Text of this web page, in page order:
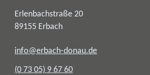
Erlenbachstraße 20
89155 Erbach
info@erbach-donau.de
(0 73 05) 9 67 60